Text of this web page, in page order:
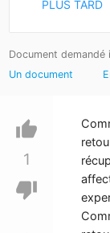
PLUS TARD
Document demandé
Un document
thumb_up
1
thumb_down